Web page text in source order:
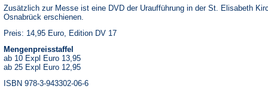
Zusätzlich zur Messe ist eine DVD der Uraufführung in der St. Elisabeth
Osnabrück erschienen.
Preis: 14,95 Euro, Edition DV 17
Mengenpreisstaffel
ab 10 Expl Euro 13,95
ab 25 Expl Euro 12,95
ISBN 978-3-943302-06-6